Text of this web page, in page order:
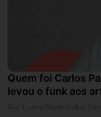
Quem foi Carlos
levou o funk aos
Por Luana Beatriz dos